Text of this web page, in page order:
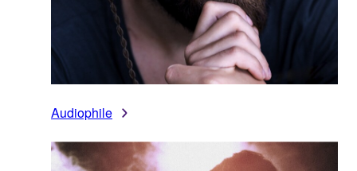
Audiophile